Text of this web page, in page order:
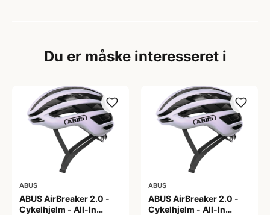
Du er måske interesseret i
ABUS
ABUS AirBreaker 2.0 -
Cykelhjelm - All-In
ABUS
ABUS AirBreaker 2.0 -
Cykelhjelm - All-In